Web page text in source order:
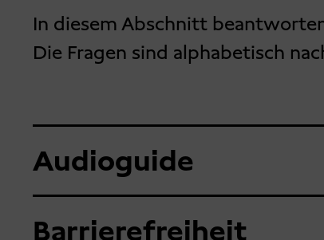
In diesem Abschnitt
Die Fragen sind alphabetisch
Audioguide
Barrierefreiheit